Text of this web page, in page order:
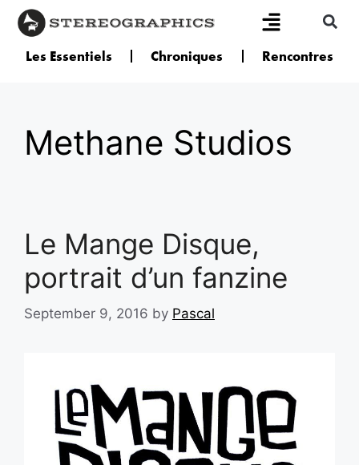
Les Essentiels Chroniques Rencontres
Methane Studios
Le Mange Disque,
portrait d’un fanzine
September 9, 2016 by Pascal